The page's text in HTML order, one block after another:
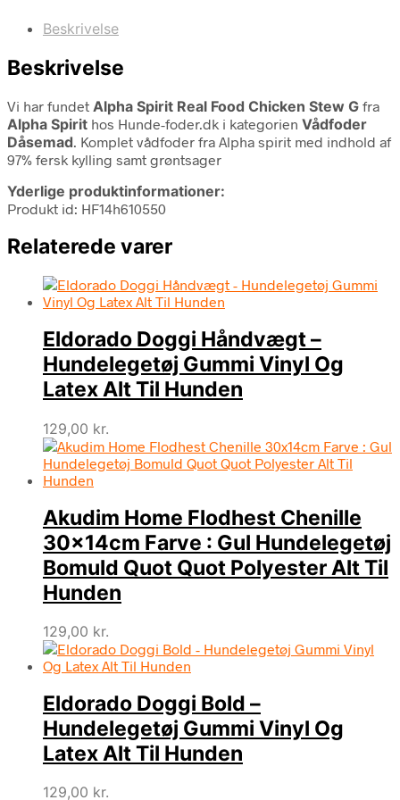
Beskrivelse
Beskrivelse
Vi har fundet Alpha Spirit Real Food Chicken Stew G fra
Alpha Spirit hos Hunde-foder.dk i kategorien Vådfoder
Dåsemad. Komplet vådfoder fra Alpha spirit med indhold af
97% fersk kylling samt grøntsager
Yderlige produktinformationer:
Produkt id: HF14h610550
Relaterede varer
Eldorado Doggi Håndvægt –
Hundelegetøj Gummi Vinyl Og
Latex Alt Til Hunden
129,00 kr.
Akudim Home Flodhest Chenille
30x14cm Farve : Gul Hundelegetøj
Bomuld Quot Quot Polyester Alt Til
Hunden
129,00 kr.
Eldorado Doggi Bold –
Hundelegetøj Gummi Vinyl Og
Latex Alt Til Hunden
129,00 kr.